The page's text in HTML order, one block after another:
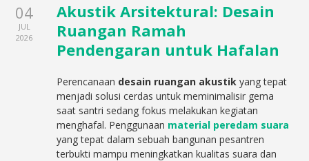
04
JUL
2026
Akustik Arsitektural: Desain
Ruangan Ramah
Pendengaran untuk Hafalan
Perencanaan desain ruangan akustik yang tepat
menjadi solusi cerdas untuk meminimalisir gema
saat santri sedang fokus melakukan kegiatan
menghafal. Penggunaan material peredam suara
yang tepat dalam sebuah bangunan pesantren
terbukti mampu meningkatkan kualitas suara dan